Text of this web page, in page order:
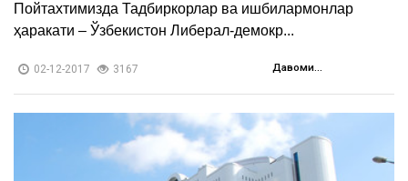
Пойтахтимизда Тадбиркорлар ва ишбилармонлар
ҳаракати – Ўзбекистон Либерал-демокр...
02-12-2017 3167 Давоми...